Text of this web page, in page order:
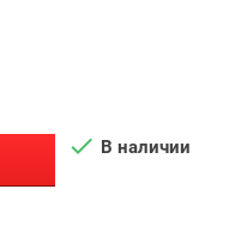
 В наличии